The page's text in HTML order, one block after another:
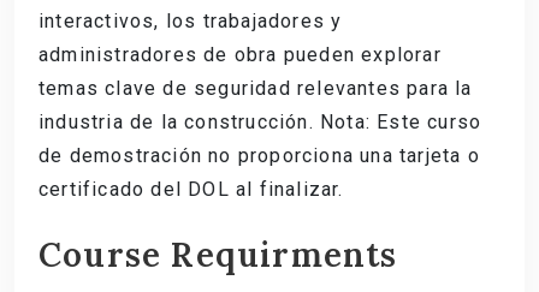
interactivos, los trabajadores y
administradores de obra pueden explorar
temas clave de seguridad relevantes para la
industria de la construcción. Nota: Este curso
de demostración no proporciona una tarjeta o
certificado del DOL al finalizar.
Course Requirments